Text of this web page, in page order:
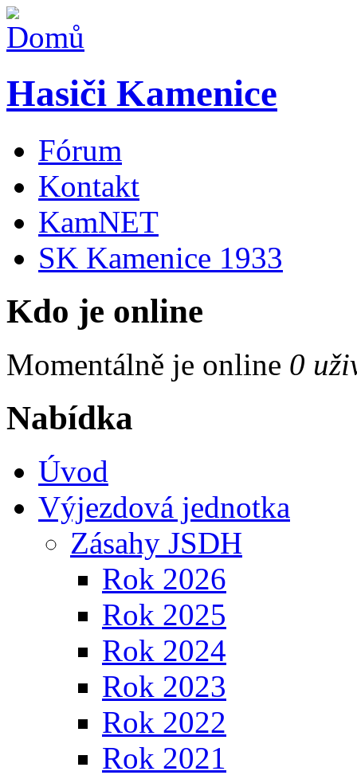
Hasiči Kamenice
Fórum
Kontakt
KamNET
SK Kamenice 1933
Kdo je online
Momentálně je online 0
Nabídka
Úvod
Výjezdová jednotka
Zásahy JSDH
Rok 2026
Rok 2025
Rok 2024
Rok 2023
Rok 2022
Rok 2021